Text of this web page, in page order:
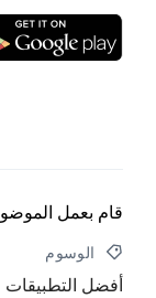
قام بعمل
الوسوم
أفضل التطبيقات